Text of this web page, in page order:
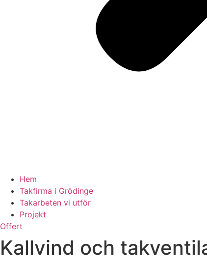
Hem
Takfirma i Grödinge
Takarbeten vi utför
Projekt
Offert
Kallvind och